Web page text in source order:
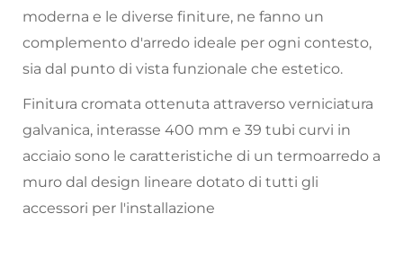
moderna e le diverse finiture, ne fanno un
complemento d'arredo ideale per ogni contesto,
sia dal punto di vista funzionale che estetico.
Finitura cromata ottenuta attraverso verniciatura
galvanica, interasse 400 mm e 39 tubi curvi in
acciaio sono le caratteristiche di un termoarredo a
muro dal design lineare dotato di tutti gli
accessori per l'installazione